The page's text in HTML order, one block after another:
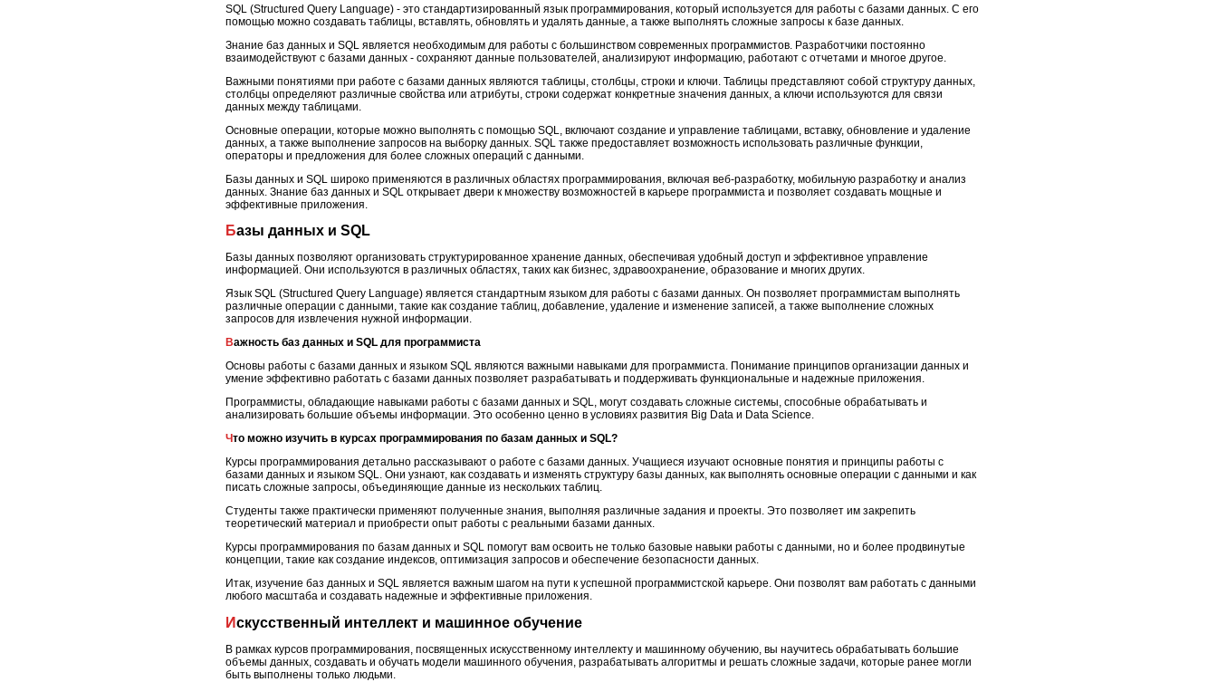
SQL (Structured Query Language) - это стандартизированный язык программирования, который используется для работы с базами данных. С его
помощью можно создавать таблицы, вставлять, обновлять и удалять данные, а также выполнять сложные запросы к базе данных.
Знание баз данных и SQL является необходимым для работы с большинством современных программистов. Разработчики постоянно
взаимодействуют с базами данных - сохраняют данные пользователей, анализируют информацию, работают с отчетами и многое другое.
Важными понятиями при работе с базами данных являются таблицы, столбцы, строки и ключи. Таблицы представляют собой структуру данных,
столбцы определяют различные свойства или атрибуты, строки содержат конкретные значения данных, а ключи используются для связи
данных между таблицами.
Основные операции, которые можно выполнять с помощью SQL, включают создание и управление таблицами, вставку, обновление и удаление
данных, а также выполнение запросов на выборку данных. SQL также предоставляет возможность использовать различные функции,
операторы и предложения для более сложных операций с данными.
Базы данных и SQL широко применяются в различных областях программирования, включая веб-разработку, мобильную разработку и анализ
данных. Знание баз данных и SQL открывает двери к множеству возможностей в карьере программиста и позволяет создавать мощные и
эффективные приложения.
Базы данных и SQL
Базы данных позволяют организовать структурированное хранение данных, обеспечивая удобный доступ и эффективное управление
информацией. Они используются в различных областях, таких как бизнес, здравоохранение, образование и многих других.
Язык SQL (Structured Query Language) является стандартным языком для работы с базами данных. Он позволяет программистам выполнять
различные операции с данными, такие как создание таблиц, добавление, удаление и изменение записей, а также выполнение сложных
запросов для извлечения нужной информации.
Важность баз данных и SQL для программиста
Основы работы с базами данных и языком SQL являются важными навыками для программиста. Понимание принципов организации данных и
умение эффективно работать с базами данных позволяет разрабатывать и поддерживать функциональные и надежные приложения.
Программисты, обладающие навыками работы с базами данных и SQL, могут создавать сложные системы, способные обрабатывать и
анализировать большие объемы информации. Это особенно ценно в условиях развития Big Data и Data Science.
Что можно изучить в курсах программирования по базам данных и SQL?
Курсы программирования детально рассказывают о работе с базами данных. Учащиеся изучают основные понятия и принципы работы с
базами данных и языком SQL. Они узнают, как создавать и изменять структуру базы данных, как выполнять основные операции с данными и как
писать сложные запросы, объединяющие данные из нескольких таблиц.
Студенты также практически применяют полученные знания, выполняя различные задания и проекты. Это позволяет им закрепить
теоретический материал и приобрести опыт работы с реальными базами данных.
Курсы программирования по базам данных и SQL помогут вам освоить не только базовые навыки работы с данными, но и более продвинутые
концепции, такие как создание индексов, оптимизация запросов и обеспечение безопасности данных.
Итак, изучение баз данных и SQL является важным шагом на пути к успешной программистской карьере. Они позволят вам работать с данными
любого масштаба и создавать надежные и эффективные приложения.
Искусственный интеллект и машинное обучение
В рамках курсов программирования, посвященных искусственному интеллекту и машинному обучению, вы научитесь обрабатывать большие
объемы данных, создавать и обучать модели машинного обучения, разрабатывать алгоритмы и решать сложные задачи, которые ранее могли
быть выполнены только людьми.